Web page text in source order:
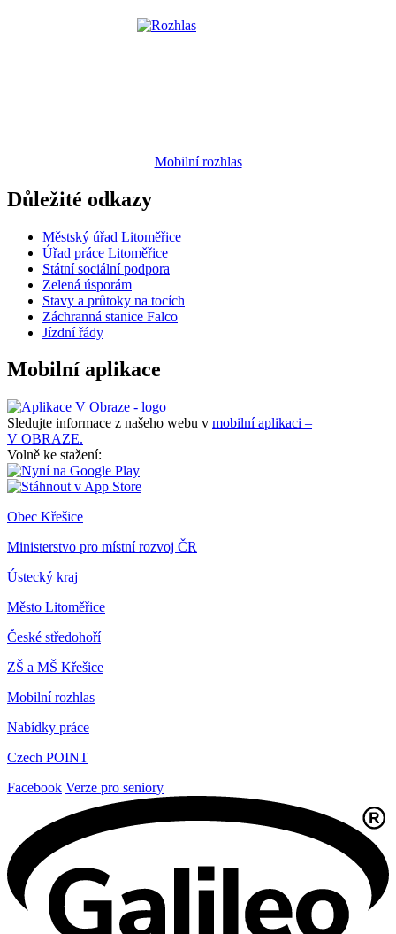
Mobilní rozhlas
Důležité odkazy
Městský úřad Litoměřice
Úřad práce Litoměřice
Státní sociální podpora
Zelená úsporám
Stavy a průtoky na tocích
Záchranná stanice Falco
Jízdní řády
Mobilní aplikace
Sledujte informace z našeho webu v mobilní aplikaci –
V OBRAZE.
Volně ke stažení:
Obec Křešice
Ministerstvo pro místní rozvoj ČR
Ústecký kraj
Město Litoměřice
České středohoří
ZŠ a MŠ Křešice
Mobilní rozhlas
Nabídky práce
Czech POINT
Facebook Verze pro seniory